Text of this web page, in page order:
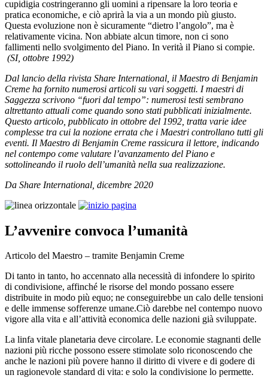
cupidigia costringeranno gli uomini a ripensare la loro teoria e
pratica economiche, e ciò aprirà la via a un mondo più giusto.
Questa evoluzione non è sicuramente “dietro l’angolo”, ma è
relativamente vicina. Non abbiate alcun timore, non ci sono
fallimenti nello svolgimento del Piano. In verità il Piano si compie.
(SI, ottobre 1992)
Dal lancio della rivista Share International, il Maestro di Benjamin
Creme ha fornito numerosi articoli su vari soggetti. I maestri di
Saggezza scrivono “fuori dal tempo”: numerosi testi sembrano
altrettanto attuali come quando sono stati pubblicati inizialmente.
Questo articolo, pubblicato in ottobre del 1992, tratta varie idee
complesse tra cui la nozione errata che i Maestri controllano tutti gli
eventi. Il Maestro di Benjamin Creme rassicura il lettore, indicando
nel contempo come valutare l’avanzamento del Piano e
sottolineando il ruolo dell’umanità nella sua realizzazione.
Da Share International, dicembre 2020
L’avvenire convoca l’umanità
Articolo del Maestro – tramite Benjamin Creme
Di tanto in tanto, ho accennato alla necessità di infondere lo spirito
di condivisione, affinché le risorse del mondo possano essere
distribuite in modo più equo; ne conseguirebbe un calo delle tensioni
e delle immense sofferenze umane.Ciò darebbe nel contempo nuovo
vigore alla vita e all’attività economica delle nazioni già sviluppate.
La linfa vitale planetaria deve circolare. Le economie stagnanti delle
nazioni più ricche possono essere stimolate solo riconoscendo che
anche le nazioni più povere hanno il diritto di vivere e di godere di
un ragionevole standard di vita: e solo la condivisione lo permette.